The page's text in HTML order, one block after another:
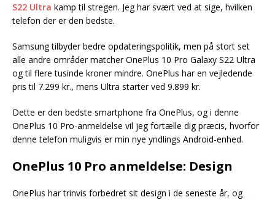
S22 Ultra kamp til stregen. Jeg har svært ved at sige, hvilken
telefon der er den bedste.
Samsung tilbyder bedre opdateringspolitik, men på stort set
alle andre områder matcher OnePlus 10 Pro Galaxy S22 Ultra
og til flere tusinde kroner mindre. OnePlus har en vejledende
pris til 7.299 kr., mens Ultra starter ved 9.899 kr.
Dette er den bedste smartphone fra OnePlus, og i denne
OnePlus 10 Pro-anmeldelse vil jeg fortælle dig præcis, hvorfor
denne telefon muligvis er min nye yndlings Android-enhed.
OnePlus 10 Pro anmeldelse: Design
OnePlus har trinvis forbedret sit design i de seneste år, og